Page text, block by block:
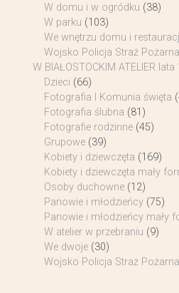
W domu i w ogródku (38)
W parku (103)
We wnętrzu domu i
Wojsko Policja Straż Pożarna
W BIAŁOSTOCKIM ATELIER
Dzieci (66)
Fotografia I Komunia święta
Fotografia ślubna (81)
Fotografie rodzinne (45)
Grupowe (39)
Kobiety i dziewczęta (169)
Kobiety i dziewczęta mały
Osoby duchowne (12)
Panowie i młodzieńcy (75)
Panowie i młodzieńcy mały
W atelier w przebraniu (9)
We dwoje (30)
Wojsko Policja Straż